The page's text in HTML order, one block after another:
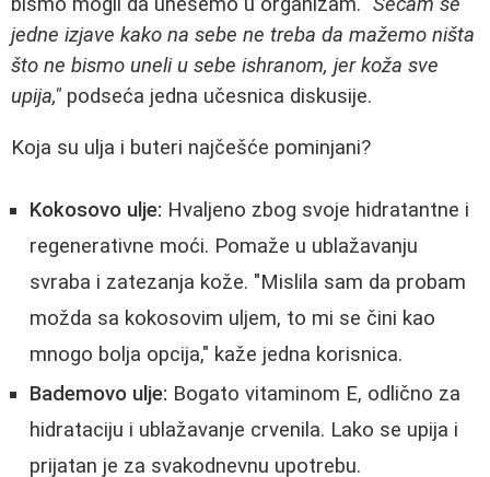
jedne izjave kako na sebe ne treba da mažemo ništa
što ne bismo uneli u sebe ishranom, jer koža sve
upija," podsеća jedna učesnica diskusije.
Koja su ulja i buteri najčešće pominjani?
Kokosovo ulje: Hvaljeno zbog svoje hidratantne i
regenerativne moći. Pomaže u ublažavanju
svraba i zatezanja kože. "Mislila sam da probam
možda sa kokosovim uljem, to mi se čini kao
mnogo bolja opcija," kaže jedna korisnica.
Bademovo ulje: Bogato vitaminom E, odlično za
hidrataciju i ublažavanje crvenila. Lako se upija i
prijatan je za svakodnevnu upotrebu.